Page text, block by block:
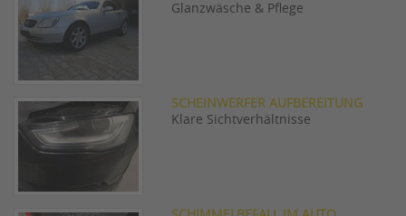
Glanzwäsche & Pflege
SCHEINWERFER AUFBEREITUNG
Klare Sichtverhältnisse